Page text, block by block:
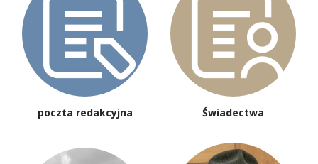
poczta redakcyjna Świadectwa